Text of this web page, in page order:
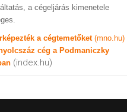
a cégeljárás kimenetele
a cégtemetőket(mno.hu)
cég a Podmaniczky
(index.hu)